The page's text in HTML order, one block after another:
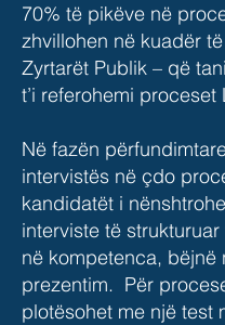
70% të pikëve në
zhvillohen në kuadër
Zyrtarët Publik – që
t’i referohemi proceset
Në fazën
intervistës në çdo
kandidatët i
interviste të
në kompetenca, bëjnë
prezentim. Për
plotësohet me një test